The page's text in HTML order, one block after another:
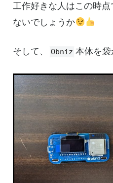
工作好きな人はこの時
ないでしょうか
そして、 Obniz 本体を袋